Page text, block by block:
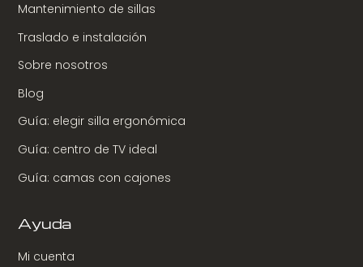
Mantenimiento de sillas
Traslado e instalación
Sobre nosotros
Blog
Guía: elegir silla ergonómica
Guía: centro de TV ideal
Guía: camas con cajones
Ayuda
Mi cuenta